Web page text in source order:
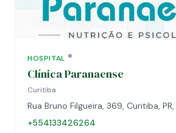
HOSPITAL
Clínica Paranaense
Curitiba
Rua Bruno Filgueira, 369, Curitiba,
+554133426264